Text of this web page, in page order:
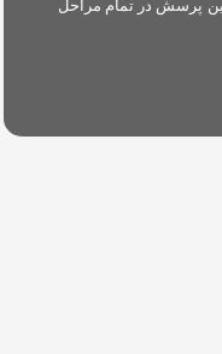
این پرسش در تمام مراحل